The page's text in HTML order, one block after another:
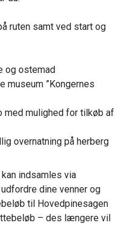
ruten samt ved start og
og ostemad
museum ”Kongernes
med mulighed for tilkøb af
overnatning på herberg
indsamles via
dine venner og
til Hovedpinesagen
– des længere vil